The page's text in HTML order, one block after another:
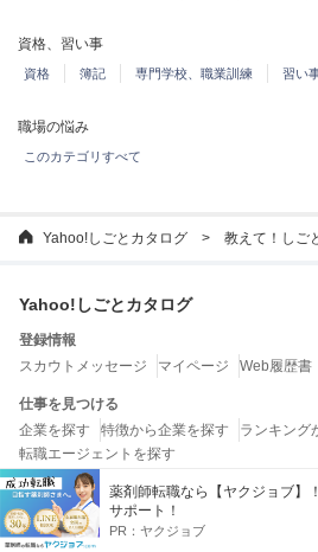
資格、習い事
資格 簿記 専門学校、職業訓練 習い
職場の悩み
このカテゴリすべて
Yahoo!しごとカタログ 教えて！しご
薬剤師転職なら【ヤクジョブ】
サポート！
PR： ヤクジョブ
Yahoo!しごとカタログ
登録情報
スカウトメッセージ
マイページ Web履歴書
仕事を見つける
企業を探す
特徴から企業を探す
ランキング
転職エージェントを探す
お役立ちコンテンツ
教えて！しごとの先生
しごとの法律ガイド
特集一覧